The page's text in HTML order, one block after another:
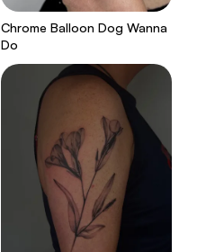
Chrome Balloon Dog Wanna
Do